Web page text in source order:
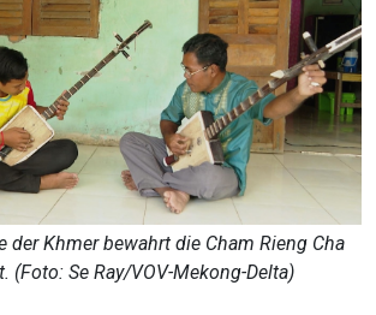
der Khmer bewahrt die Cham Rieng Cha
(Foto: Se Ray/VOV-Mekong-Delta)